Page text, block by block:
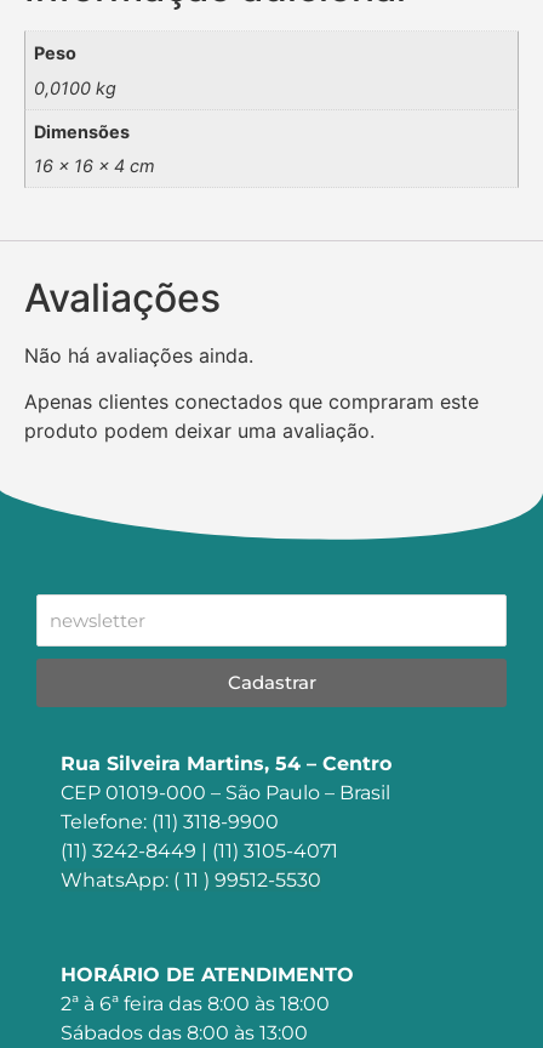
Peso
0,0100 kg
Dimensões
16 × 16 × 4 cm
Avaliações
Não há avaliações ainda.
Apenas clientes conectados que compraram este
produto podem deixar uma avaliação.
Cadastrar
Rua Silveira Martins, 54 – Centro
CEP 01019-000 – São Paulo – Brasil
Telefone: (11) 3118-9900
(11) 3242-8449 | (11) 3105-4071
WhatsApp: ( 11 ) 99512-5530
HORÁRIO DE ATENDIMENTO
2ª à 6ª feira das 8:00 às 18:00
Sábados das 8:00 às 13:00